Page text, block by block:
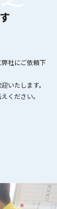
社にご依頼下
いたします。
ください。